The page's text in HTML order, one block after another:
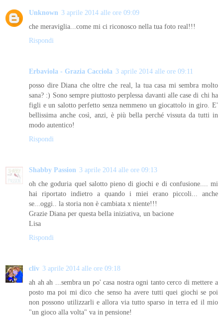
Unknown 3 aprile 2014 alle ore 09:09
che meraviglia...come mi ci riconosco nella tua foto real!!!
Rispondi
Erbaviola - Grazia Cacciola 3 aprile 2014 alle ore 09:11
posso dire Diana che oltre che real, la tua casa mi sembra molto
sana? :) Sono sempre piuttosto perplessa davanti alle case di chi ha
figli e un salotto perfetto senza nemmeno un giocattolo in giro. E'
bellissima anche così, anzi, è più bella perché vissuta da tutti in
modo autentico!
Rispondi
Shabby Passion 3 aprile 2014 alle ore 09:13
oh che goduria quel salotto pieno di giochi e di confusione.... mi
hai riportato indietro a quando i miei erano piccoli... anche
se...oggi.. la storia non è cambiata x niente!!!
Grazie Diana per questa bella iniziativa, un bacione
Lisa
Rispondi
cliv 3 aprile 2014 alle ore 09:18
ah ah ah ...sembra un po' casa nostra ogni tanto cerco di mettere a
posto ma poi mi dico che senso ha avere tutti quei giochi se poi
non possono utilizzarli e allora via tutto sparso in terra ed il mio
"un gioco alla volta" va in pensione!